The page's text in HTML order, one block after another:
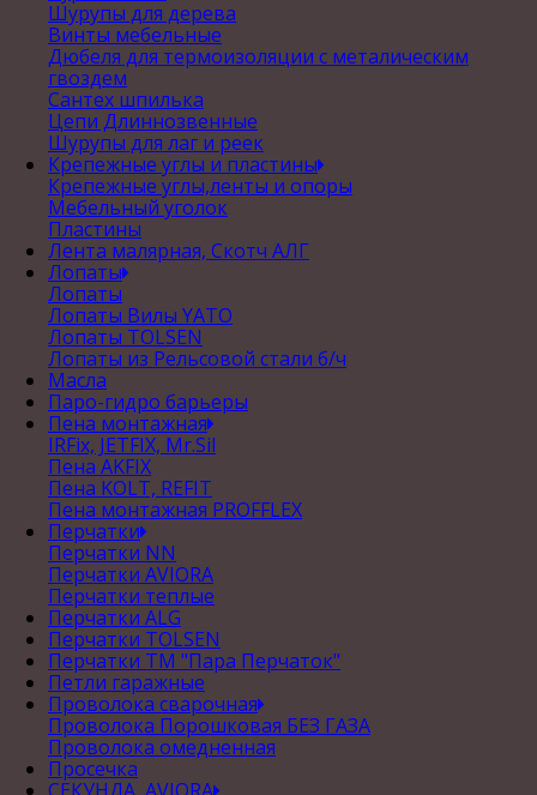
Шурупы для дерева
Винты мебельные
Дюбеля для термоизоляции с металическим
гвоздем
Сантех шпилька
Цепи Длиннозвенные
Шурупы для лаг и реек
Крепежные углы и пластины
Крепежные углы,ленты и опоры
Мебельный уголок
Пластины
Лента малярная, Скотч АЛГ
Лопаты
Лопаты
Лопаты Вилы YATO
Лопаты TOLSEN
Лопаты из Рельсовой стали б/ч
Масла
Паро-гидро барьеры
Пена монтажная
IRFix, JETFIX, Mr.Sil
Пена AKFIX
Пена KOLT, REFIT
Пена монтажная PROFFLEX
Перчатки
Перчатки NN
Перчатки AVIORA
Перчатки теплые
Перчатки ALG
Перчатки TOLSEN
Перчатки ТМ "Пара Перчаток"
Петли гаражные
Проволока сварочная
Проволока Порошковая БЕЗ ГАЗА
Проволока омедненная
Просечка